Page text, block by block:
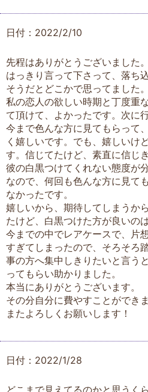
日付：2022/2/10
先程はありがとうございました。
はっきり言って下さって、落ち
そうだとどこかで思ってました。
私の恋人の欲しい時期と丁度重
て頂けて、よかったです。次に行
今まで色んな方に見てもらって
く嬉しいです。でも、嬉しいけ
す。信じてたけど、素直に信じ
彼の白黒つけてくれない態度が分
なので、何回も色んな方に見て
なかったです。
嬉しいから、期待してしまうか
たけど、白黒つけた方が良いの
今までの中でレアケースで、片
すぎてしまったので、そろそろ
事の方へ集中しきりたいと言う
ってもらい助かりました。
本当にありがとうございます。
その分自分に費やすことができま
またよろしくお願いします！
日付：2022/1/28
どこまで見えてるのかと思うく